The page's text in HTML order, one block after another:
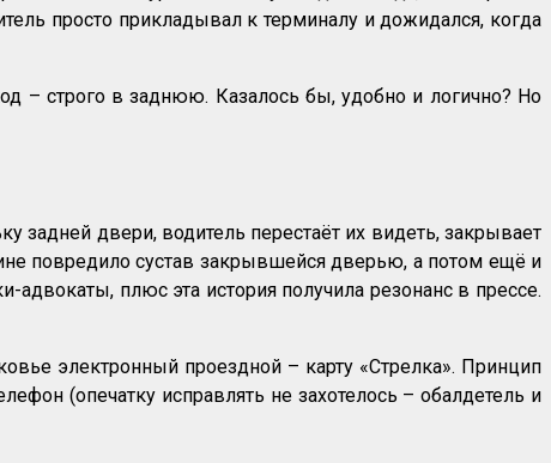
просто прикладывал к терминалу и дожидался, когда
– строго в заднюю. Казалось бы, удобно и логично? Но
задней двери, водитель перестаёт их видеть, закрывает
повредило сустав закрывшейся дверью, а потом ещё и
плюс эта история получила резонанс в прессе.
электронный проездной – карту «Стрелка». Принцип
(опечатку исправлять не захотелось – обалдетель и